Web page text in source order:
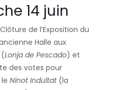
14 juin
de l’Exposition du
Halle aux
Lonja de Pescado) et
des votes pour
Ninot Indultat(la